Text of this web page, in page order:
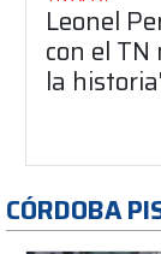
Leonel
con el
la
CÓRDOBA